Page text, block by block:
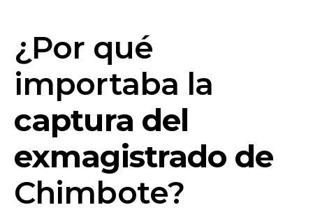
¿Por qué
importaba la
captura del
exmagistrado de
Chimbote?